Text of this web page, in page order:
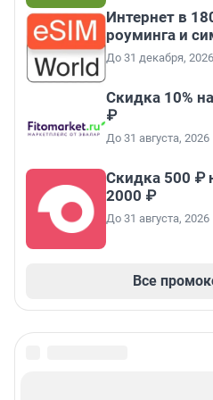
Интернет в
роуминга и
До 31 декабря, 2026
Скидка 10%
₽
До 31 августа, 2026
Скидка 500 ₽
2000 ₽
До 31 августа, 2026
Все